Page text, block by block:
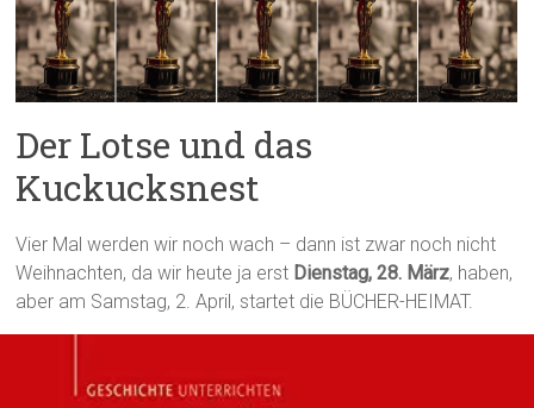
Der Lotse und das
Kuckucksnest
Vier Mal werden wir noch wach – dann ist zwar noch nicht
Weihnachten, da wir heute ja erst Dienstag, 28. März, haben,
aber am Samstag, 2. April, startet die BÜCHER-HEIMAT.